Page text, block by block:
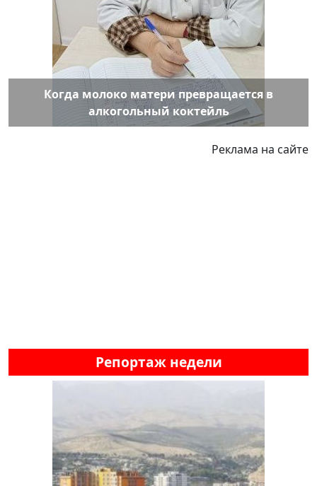
Когда молоко матери превращается в
алкогольный коктейль
Реклама на сайте
Репортаж недели